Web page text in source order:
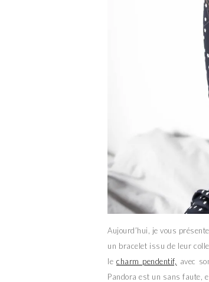
Aujourd’hui, je vous
un bracelet issu de leur
lecharm pendentif,
avec
Pandora est un sans faute,